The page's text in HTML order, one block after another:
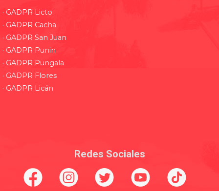
· GADPR Licto
· GADPR Cacha
· GADPR San Juan
· GADPR Punin
· GADPR Pungala
· GADPR Flores
· GADPR Licán
Redes Sociales